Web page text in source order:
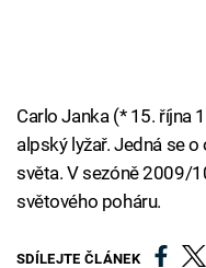
Carlo Janka (* 15. října
alpský lyžař. Jedná se
světa. V sezóně 2009/
světového poháru.
SDÍLEJTE ČLÁNEK